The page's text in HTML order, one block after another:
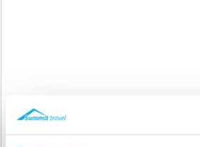
skipistes in Sauze d'Oulx!